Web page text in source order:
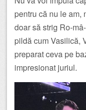
pentru că nu le am,
doar să strig Ro-
pildă cum Vasilică,
preparat ceva pe
impresionat juriul.